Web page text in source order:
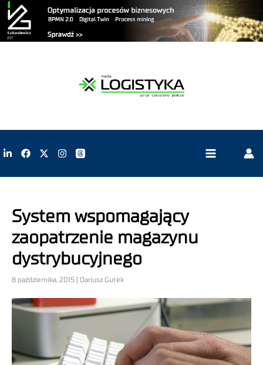
System wspomagający
zaopatrzenie magazynu
dystrybucyjnego
8 października, 2015 | Dariusz Gutek